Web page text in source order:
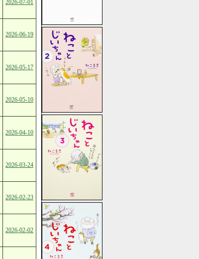
2026-07-01
2026-06-19
2026-05-17
2026-05-10
2026-04-10
2026-03-24
2026-02-23
2026-02-02